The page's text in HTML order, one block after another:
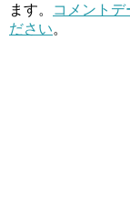
ます。
コメントデ
ださい。